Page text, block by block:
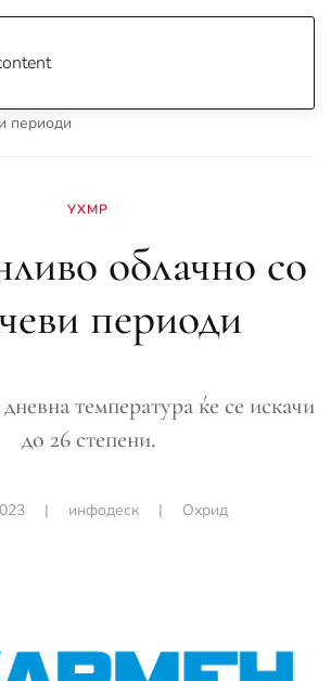
периоди
УХМР
облачно со
периоди
температура ќе се искачи
до 26 степени.
| инфодеск | Охрид